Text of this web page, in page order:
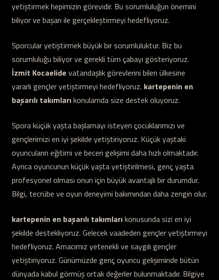
yetiştirmek hepimizin görevidir. Bu sorumluluğun önemini
biliyor ve başarı ile gerçekleştirmeyi hedefliyoruz.
Sporcular yetiştirmek büyük bir sorumluluktur. Biz bu
sorumluluğu biliyor ve gerekli tüm çabayı gösteriyoruz.
İzmit Kocaelide vatandaşlık görevlerini bilen ülkesine
yararlı gençler yetiştirmeyi hedefliyoruz. kartepenin en
başarılı takımlarıkonularnda size destek oluyoruz.
Spora küçük yaşta başlamayı isteyen çocuklarımızı ve
gençlerimizi en iyi şekilde yetiştiriyoruz. Küçük yaştaki
oyuncuların eğitimi ve beceri gelişimi daha hızlı olmaktadır.
Ayrıca oyuncunun küçük yaşta yetiştirilmesi, genç yaşta
profesyonel olması onun için büyük avantajlı bir durumdur.
Bilgi, tecrübe ve oyun deneyimi bakımından daha zengin olur.
kartepenin en başarılı takımlarıkonusunda sizi en iyi
şekilde destekliyoruz. Gelecek vaadeden gençler yetiştirmeyi
hedefliyoruz. Amacımız yetenekli ve saygılı gençler
yetiştiriyoruz. Günümüzde genç oyuncu gelişiminde bütün
dünyada kabul görmüş ortak değerler bulunmaktadır. Bilgiye